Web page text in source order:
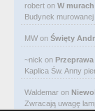
robert on W
Budynek
MW on Święty
~nick on
Kaplica Św. Anny
Waldemar on
Zwracają uwagę